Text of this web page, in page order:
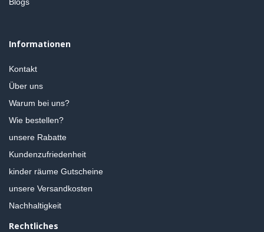
Informationen
Kontakt
Über uns
Warum bei uns?
Wie bestellen?
unsere Rabatte
Kundenzufriedenheit
kinder räume Gutscheine
unsere Versandkosten
Nachhaltigkeit
Rechtliches